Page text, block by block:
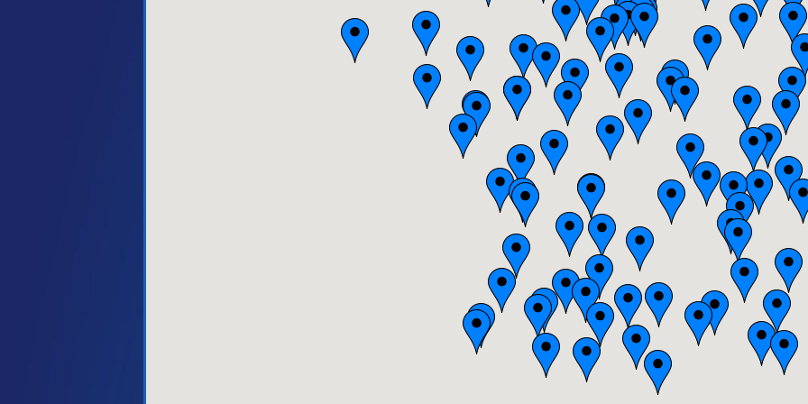
Centre
Champagne-Ardenne
Franche-Comté
Haute-Normandie
Ile-de-France
Languedoc-Roussillon
Limousin
Lorraine
Midi-Pyrénées
Nord-Pas-de-Calais
Pays-de-la-Loire
Picardie
Poitou-Charentes
Provence-Alpes-Côte-